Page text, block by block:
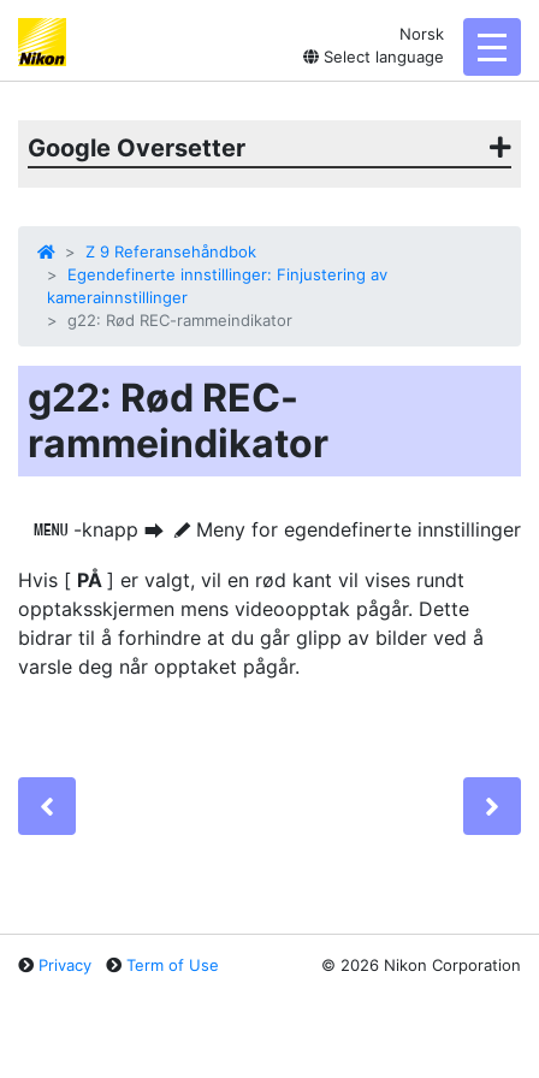
Norsk
Select language
Google Oversetter
Z 9 Referansehåndbok
Egendefinerte innstillinger: Finjustering av
kamerainnstillinger
g22: Rød REC-rammeindikator
g22: Rød REC-
rammeindikator
G -knapp U A Meny for egendefinerte innstillinger
Hvis [ PÅ ] er valgt, vil en rød kant vil vises rundt
opptaksskjermen mens videoopptak pågår. Dette
bidrar til å forhindre at du går glipp av bilder ved å
varsle deg når opptaket pågår.
Privacy Term of Use © 2026 Nikon Corporation